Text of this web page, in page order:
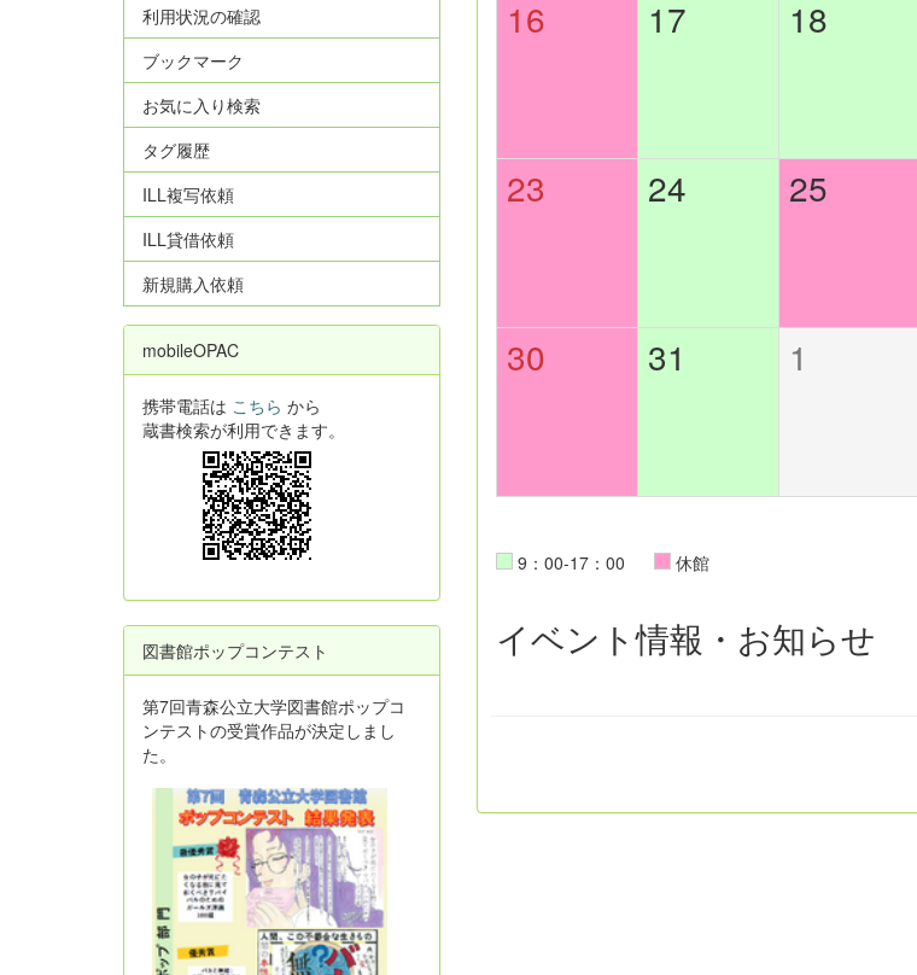
16 17 18
23 24 25
30 31 1
9：00-17：00
休館
イベント情報・お知らせ
利用状況の確認
ブックマーク
お気に入り検索
タグ履歴
ILL複写依頼
ILL貸借依頼
新規購入依頼
mobileOPAC
携帯電話は こちら から
蔵書検索が利用できます。
図書館ポップコンテスト
第7回青森公立大学図書館ポップコ
ンテストの受賞作品が決定しまし
た。